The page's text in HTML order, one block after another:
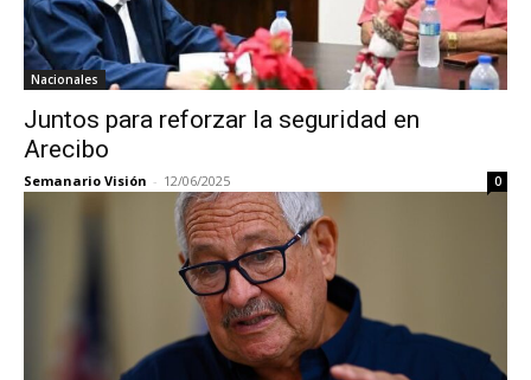
Nacionales
Juntos para reforzar la seguridad en
Arecibo
Semanario Visión - 12/06/2025 0